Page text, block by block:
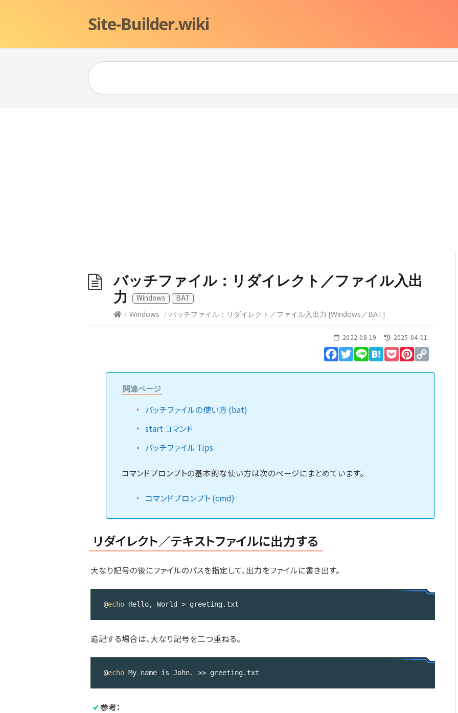
Site-Builder.wiki
バッチファイル：リダイレクト／ファイル入出
力
Windows
BAT
/ Windows / バッチファイル：リダイレクト／ファイル入出力 [Windows／ BAT]
2022-08-19 2025-04-01
Facebook
Twitter
Line HatenaPocketPinterest
関連ページ
バッチファイルの使い方 (bat)
start コマンド
バッチファイル Tips
コマンドプロンプトの基本的な使い方は次のページにまとめています。
コマンドプロンプト (cmd)
リダイレクト／テキストファイルに出力する
大なり記号の後にファイルのパスを指定して、出力をファイルに書き出す。
@echo Hello, World > greeting.txt
DOS
追記する場合は、大なり記号を二つ重ねる。
@echo My name is John. >> greeting.txt
DOS
参考：